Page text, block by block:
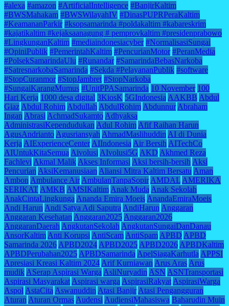
#alexa #amazon #ArtificialIntelligence #BanjirKaltim
#BWSMahakam #BWSWilayahIV #DinasPUPRPeraKaltim
#KeamananParkir #ksopsamarinda #poldakaltim #kabareskrim
#kajatikaltim #kejaksaanagung # pemprovkaltim #presidenprabowo
#LingkunganKaltim #mediaindonesiacyber #NormalisasiSungai
#OpiniPublik #PemerintahKaltim #PencurianMotor #PeranMedia
#PolsekSamarindaUlu #Runandar #SamarindaBebasNarkoba
#SatresnarkobaSamarinda #Sekda #PelayananPublik #software
#StopCuranmor #StopJambret #StopNarkoba
#SungaiKarangMumus #UnitPPASamarinda 10 November 100
Hari Kerja 1000 desa digital 3KiosK 5GIndonesia AAKBB Abdul
Giaz Abdul Rohim Abdullah AbdulRohim Abdunnur Abraham
Ingan Abrasi AchmadSukamto Adhyaksa
AdministrasiKependudukan Adul Rohim Afif Raihan Harun
AgusAndrianto Agusriansyah AhmadMaslihuddin AI di Dunia
Kerja AIExperienceCenter AIIndonesia Air Bersih AITechCo
AIUntukKitaSemua Aivolusi AIvolusi5G AKD Akhmed Reza
Fachlevi Akmal Malik Akses Informasi Aksi bersih-bersih Aksi
Pencurian AksiKemanusiaan Aliansi Mitra Kaltim Bersatu Aman
Ambon Ambulance Air AmbulanTanpaSopir AMDAL AMERIKA
SERIKAT AMKB AMSIKaltim Anak Muda Anak Sekolah
AnakCintaLingkunga Ananda Emira Moeis AnandaEmiraMoeis
Andi Harun Andi Satya Adi Saputra AndiHarun Anggaran
Anggaran Kesehatan Anggaran2025 Anggaran2026
AnggaranDaerah AngkutanSekolah AngkutanSungaiDanDanau
AnsorKaltim Anti Korupsi AntiScam AntiSpam APBD APBD
Samarinda 2026 APBD2024 APBD2025 APBD2026 APBDKaltim
APBDPerubahan2025 APBDSamarinda ApelSiagaKarhutla APPSI
Apresiasi Kreasi Kaltim 2024 Arif Kurniawan Arus Aras Arus
mudik ASerap Aspirasi Warga AsliNuryadin ASN ASNTransportasi
Aspirasi Masyarakat Aspirasi warga AspirasiRakyat AspirasiWarga
Aspol AstaCita Aswanuddin Atasi Banjir Atasi Pengangguran
Aturan Aturan Ormas Audensi AudiensiMahasiswa Baharudin Muin